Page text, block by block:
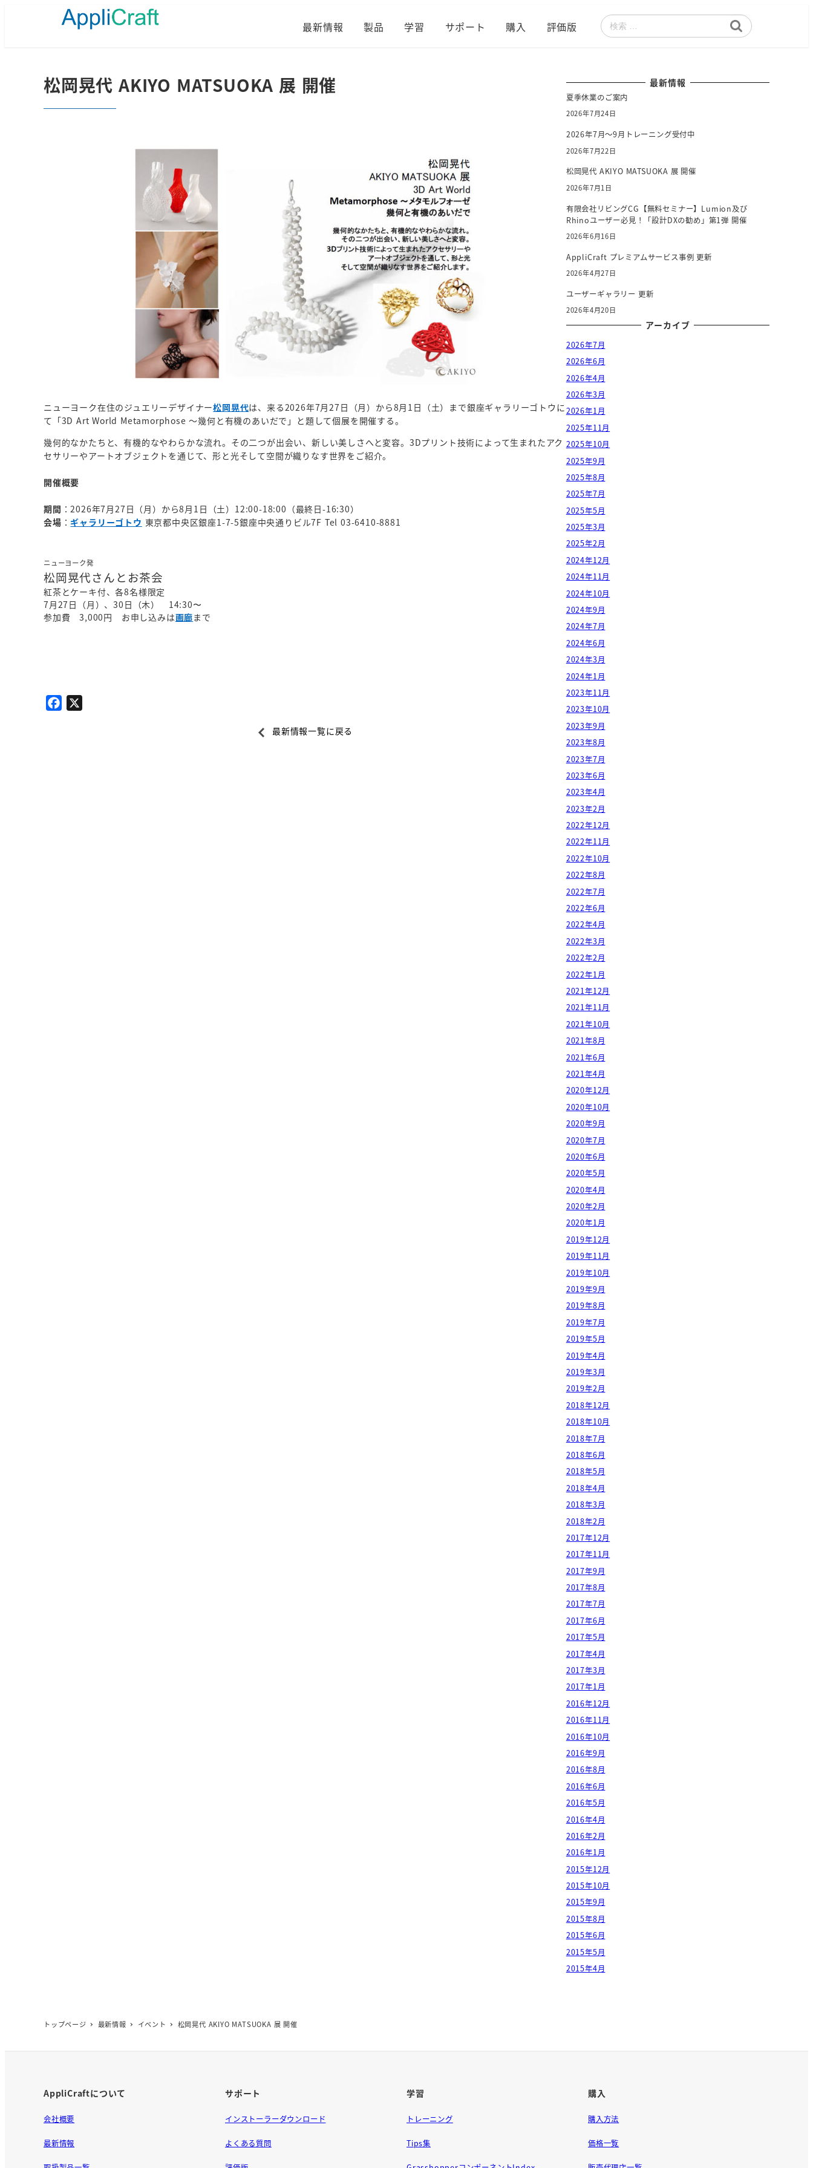
最新情報 製品 学習 サポート 購入 評価版
検
松岡晃代 AKIYO MATSUOKA 展 開催
ニューヨーク在住のジュエリーデザイナー松岡晃代は、来る2026年7月27日（月）から8月1日（土）まで銀座ギャラリーゴトウに
て「3D Art World Metamorphose ～幾何と有機のあいだで」と題して個展を開催する。
幾何的なかたちと、有機的なやわらかな流れ。その二つが出会い、新しい美しさへと変容。3Dプリント技術によって生まれたアク
セサリーやアートオブジェクトを通じて、形と光そして空間が織りなす世界をご紹介。
開催概要
期間 ：2026年7月27日（月）から8月1日（土）12:00-18:00（最終日-16:30）
会場 ： ギャラリーゴトウ 東京都中央区銀座1-7-5銀座中央通りビル7F Tel 03-6410-8881
ニューヨーク発
松岡晃代さんとお茶会
紅茶とケーキ付、各8名様限定
7月27日（月）、30日（木） 14:30〜
参加費 3,000円 お申し込みは画廊まで
最新情報一覧に戻る
最新情報
夏季休業のご案内
2026年7月24日
2026年7月～9月トレーニング受付中
2026年7月22日
松岡晃代 AKIYO MATSUOKA 展 開催
2026年7月1日
有限会社リビングCG【無料セミナー】Lumion及び
Rhinoユーザー必見！「設計DXの勧め」第1弾 開催
2026年6月16日
AppliCraft プレミアムサービス事例 更新
2026年4月27日
ユーザーギャラリー 更新
2026年4月20日
アーカイブ
2026年7月
2026年6月
2026年4月
2026年3月
2026年1月
2025年11月
2025年10月
2025年9月
2025年8月
2025年7月
2025年5月
2025年3月
2025年2月
2024年12月
2024年11月
2024年10月
2024年9月
2024年7月
2024年6月
2024年3月
2024年1月
2023年11月
2023年10月
2023年9月
2023年8月
2023年7月
2023年6月
2023年4月
2023年2月
2022年12月
2022年11月
2022年10月
2022年8月
2022年7月
2022年6月
2022年4月
2022年3月
2022年2月
2022年1月
2021年12月
2021年11月
2021年10月
2021年8月
2021年6月
2021年4月
2020年12月
2020年10月
2020年9月
2020年7月
2020年6月
2020年5月
2020年4月
2020年2月
2020年1月
2019年12月
2019年11月
2019年10月
2019年9月
2019年8月
2019年7月
2019年5月
2019年4月
2019年3月
2019年2月
2018年12月
2018年10月
2018年7月
2018年6月
2018年5月
2018年4月
2018年3月
2018年2月
2017年12月
2017年11月
2017年9月
2017年8月
2017年7月
2017年6月
2017年5月
2017年4月
2017年3月
2017年1月
2016年12月
2016年11月
2016年10月
2016年9月
2016年8月
2016年6月
2016年5月
2016年4月
2016年2月
2016年1月
2015年12月
2015年10月
2015年9月
2015年8月
2015年6月
2015年5月
2015年4月
トップページ 最新情報 イベント 松岡晃代 AKIYO MATSUOKA 展 開催
AppliCraftについて
会社概要
最新情報
サポート
インストーラーダウンロード
よくある質問
学習
トレーニング
Tips集
購入
購入方法
価格一覧